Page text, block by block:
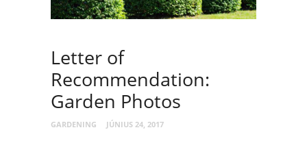
Letter of
Recommendation:
Garden Photos
GARDENING JÚNIUS 24, 2017